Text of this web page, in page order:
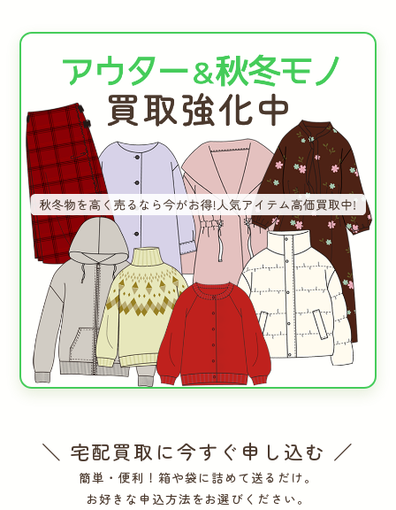
＼ 宅配買取に今すぐ申し込む ／
簡単・便利！箱や袋に詰めて送るだけ。
お好きな申込方法をお選びください。